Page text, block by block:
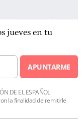
jueves en tu
APUNTARME
DE EL ESPAÑOL
la finalidad de remitirle